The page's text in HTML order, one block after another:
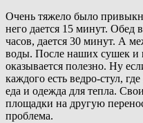
Очень тяжело было
него дается 15 минут.
часов, дается 30 минут. А
воды. После наших сушек и
оказывается полезно. Ну
каждого есть ведро-стул,
еда и одежда для тепла.
площадки на другую
проблема.